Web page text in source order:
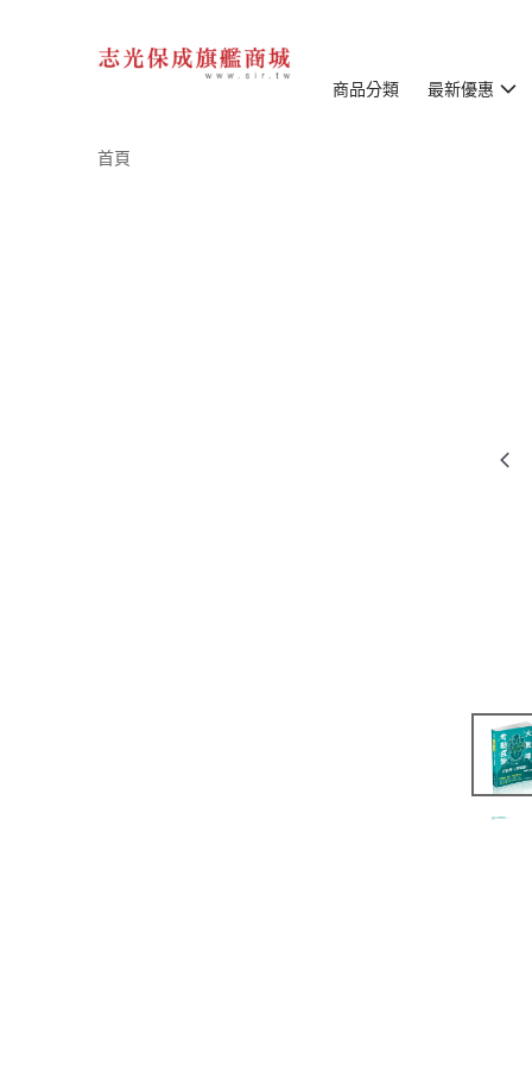
商品分類 最新優惠
首頁